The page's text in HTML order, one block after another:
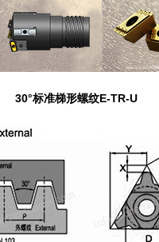
30°标准梯形螺纹E-TR-U